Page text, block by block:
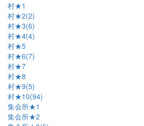
村★1
村★2(2)
村★3(6)
村★4(4)
村★5
村★6(7)
村★7
村★8
村★9(5)
村★10(94)
集会所★1
集会所★2